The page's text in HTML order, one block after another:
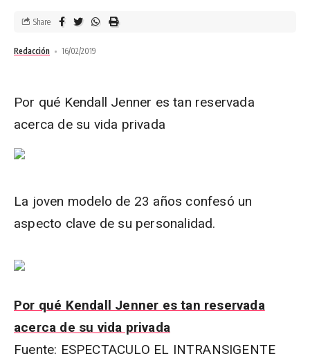
Redacción 16/02/2019
Share
Por qué Kendall Jenner es tan reservada
acerca de su vida privada
La joven modelo de 23 años confesó un
aspecto clave de su personalidad.
Por qué Kendall Jenner es tan reservada
acerca de su vida privada
Fuente: ESPECTACULO EL INTRANSIGENTE